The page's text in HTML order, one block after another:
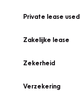
Private lease used
Zakelijke lease
Zekerheid
Verzekering